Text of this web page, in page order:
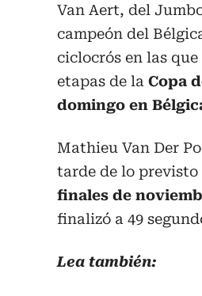
Van Aert, del
campeón del
ciclocrós en las
etapas de la Copa
domingo en
Mathieu Van Der
tarde de lo previsto
finales de
finalizó a 49
Lea también: